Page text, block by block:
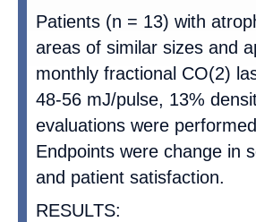
Patients (n = 13) with
areas of similar sizes and
monthly fractional CO(2)
48-56 mJ/pulse, 13%
evaluations were
Endpoints were change in
and patient satisfaction.
RESULTS: